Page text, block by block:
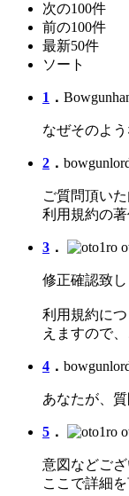
次の100件
前の100件
最新50件
ソート
1 ．
なぜそのよ
2 ．
ご質問頂い
利用規約の
3 ．
修正確認致し
利用規約に
えますので
4 ．
あなたが、
5 ．
意図などご
ここで詳細